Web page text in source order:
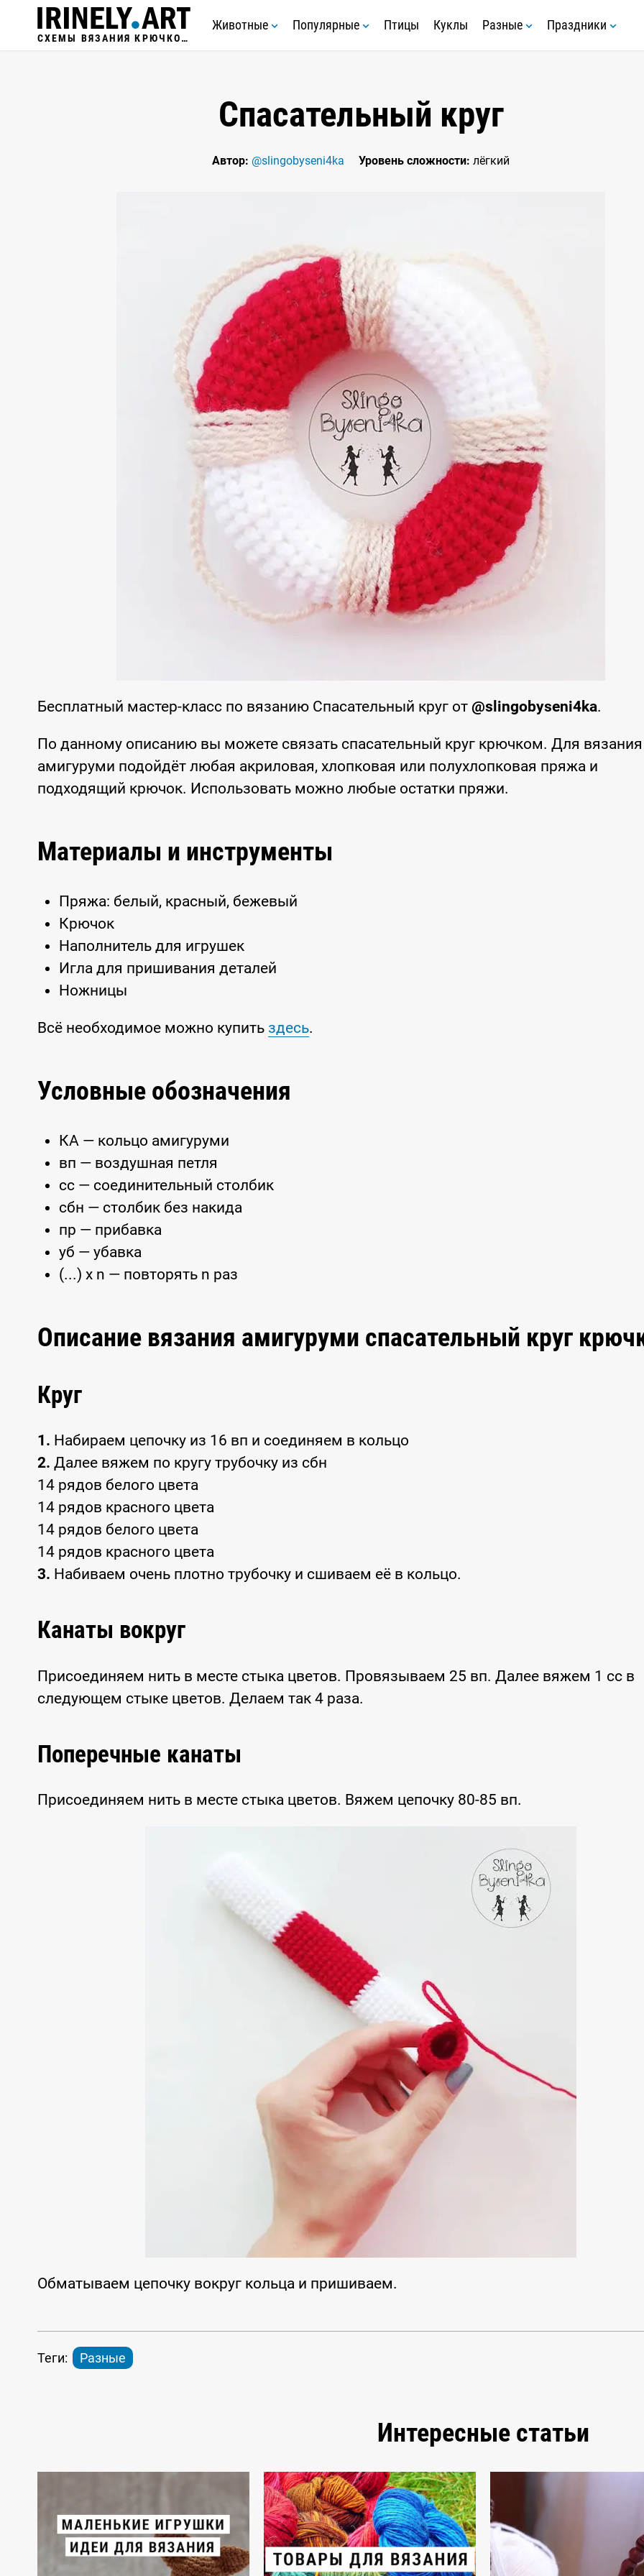
СХЕМЫ ВЯЗАНИЯ КРЮЧКОМ
Животные Популярные Птицы Куклы Разные Праздники
Спасательный круг
Автор: @slingobyseni4ka Уровень сложности: лёгкий
Бесплатный мастер-класс по вязанию Спасательный круг от @slingobyseni4ka.
По данному описанию вы можете связать спасательный круг крючком. Для вязания
амигуруми подойдёт любая акриловая, хлопковая или полухлопковая пряжа и
подходящий крючок. Использовать можно любые остатки пряжи.
Материалы и инструменты
Пряжа: белый, красный, бежевый
Крючок
Наполнитель для игрушек
Игла для пришивания деталей
Ножницы
Всё необходимое можно купить здесь.
Условные обозначения
КА — кольцо амигуруми
вп — воздушная петля
сс — соединительный столбик
сбн — столбик без накида
пр — прибавка
уб — убавка
(...) x n — повторять n раз
Описание вязания амигуруми спасательный круг
Круг
1. Набираем цепочку из 16 вп и соединяем в кольцо
2. Далее вяжем по кругу трубочку из сбн
14 рядов белого цвета
14 рядов красного цвета
14 рядов белого цвета
14 рядов красного цвета
3. Набиваем очень плотно трубочку и сшиваем её в кольцо.
Канаты вокруг
Присоединяем нить в месте стыка цветов. Провязываем 25 вп. Далее вяжем 1 сс в
следующем стыке цветов. Делаем так 4 раза.
Поперечные канаты
Присоединяем нить в месте стыка цветов. Вяжем цепочку 80-85 вп.
Обматываем цепочку вокруг кольца и пришиваем.
Теги: Разные
Интересные статьи